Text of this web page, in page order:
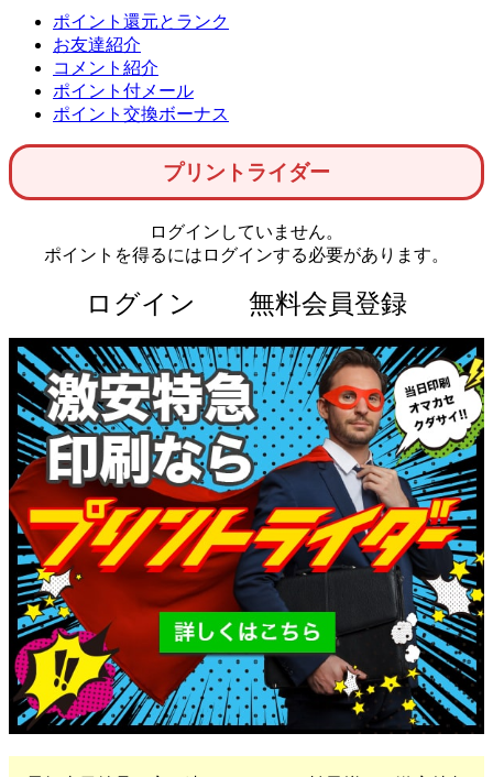
ポイント還元とランク
お友達紹介
コメント紹介
ポイント付メール
ポイント交換ボーナス
プリントライダー
ログインしていません。
ポイントを得るにはログインする必要があります。
ログイン 無料会員登録